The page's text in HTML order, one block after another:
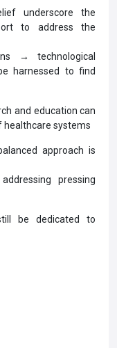
underscore the
to address the
→ technological
harnessed to find
and education can
systems
approach is
pressing
be dedicated to